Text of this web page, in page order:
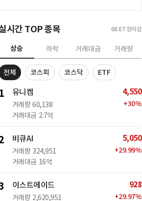
시간 TOP 종목 08.07 장마감
상승 하락 거래대금 거래량
전체 코스피 코스닥 ETF
1 유니켐
거래량 60,138
거래대금 2.7억
4,550
+30%
비큐AI
거래량 324,951
거래대금 16억
5,050
+29.99%
이스트에이드
거래량 2,620,951
928
+29.97%